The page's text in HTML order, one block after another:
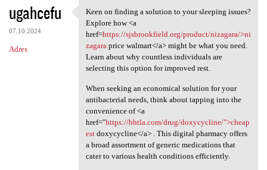
ugahcefu
07.10.2024
Adres
Keen on finding a solution to
Keen on finding a solution to your sleeping issues?
Explore how <a
href=https://sjsbrookfield.org/product/nizagara/>ni
zagara price walmart</a> might be what you need.
Learn about why countless individuals are
selecting this option for improved rest.
When seeking an economical solution for your
antibacterial needs, think about tapping into the
convenience of <a
href="https://bhtla.com/drug/doxycycline/">cheap
estdoxycycline</a> . This digital pharmacy offers
a broad assortment of generic medications that
cater to various health conditions efficiently.